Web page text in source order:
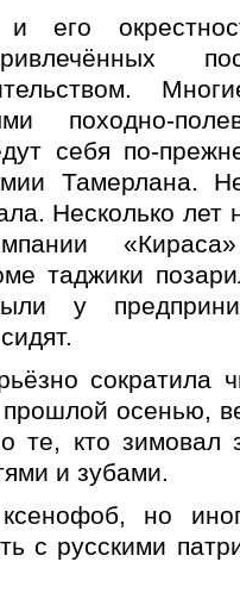
его
походно-
себя по-
Тамерлана.
Несколько
таджики
у
сократила
прошлой осенью,
те, кто зимовал
и зубами.
но
с русскими